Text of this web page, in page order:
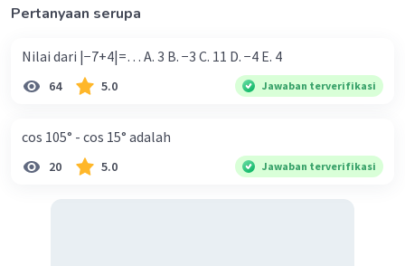
Pertanyaan serupa
Nilai dari |−7+4|=… A. 3 B. −3 C. 11 D. −4 E. 4
64 5.0 Jawaban terverifikasi
cos 105° - cos 15° adalah
20 5.0 Jawaban terverifikasi